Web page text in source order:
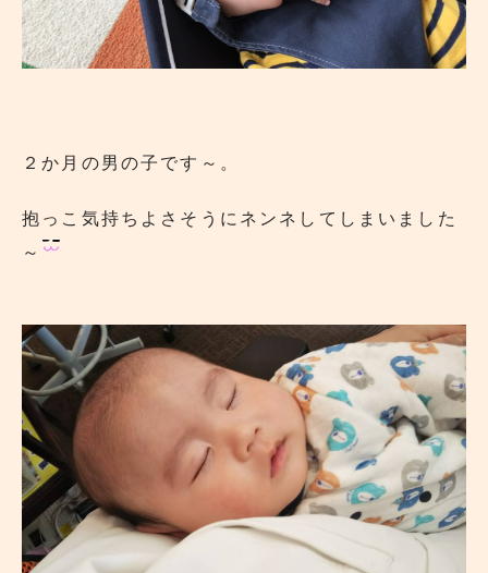
２か月の男の子です～。
抱っこ気持ちよさそうにネンネしてしまいました
～